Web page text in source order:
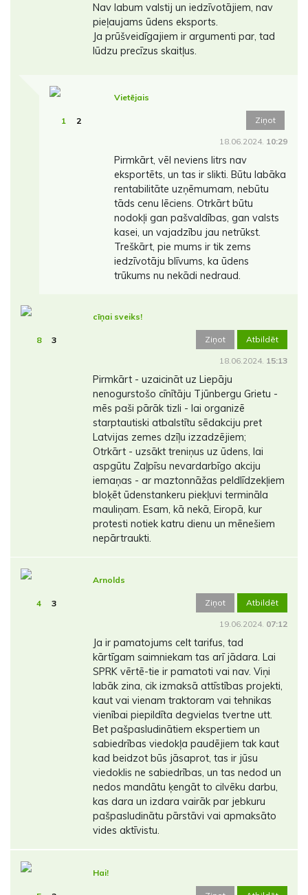
Nav labum valstij un iedzīvotājiem, nav
pieļaujams ūdens eksports.
Ja prūšveidīgajiem ir argumenti par, tad
lūdzu precīzus skaitļus.
1 2
Vietējais
Ziņot
18.06.2024. 10:29
Pirmkārt, vēl neviens litrs nav
eksportēts, un tas ir slikti. Būtu labāka
rentabilitāte uzņēmumam, nebūtu
tāds cenu lēciens. Otrkārt būtu
nodokļi gan pašvaldības, gan valsts
kasei, un vajadzību jau netrūkst.
Treškārt, pie mums ir tik zems
iedzīvotāju blīvums, ka ūdens
trūkums nu nekādi nedraud.
8 3
cīņai sveiks!
Ziņot Atbildēt
18.06.2024. 15:13
Pirmkārt - uzaicināt uz Liepāju
nenogurstošo cīnītāju Tjūnbergu Grietu -
mēs paši pārāk tizli - lai organizē
starptautiski atbalstītu sēdakciju pret
Latvijas zemes dzīļu izzadzējiem;
Otrkārt - uzsākt treniņus uz ūdens, lai
aspgūtu Zaļpīsu nevardarbīgo akciju
iemaņas - ar maztonnāžas peldlīdzekļiem
bloķēt ūdenstankeru piekļuvi termināla
mauliņam. Esam, kā nekā, Eiropā, kur
protesti notiek katru dienu un mēnešiem
nepārtraukti.
4 3
Arnolds
Ziņot Atbildēt
19.06.2024. 07:12
Ja ir pamatojums celt tarifus, tad
kārtīgam saimniekam tas arī jādara. Lai
SPRK vērtē-tie ir pamatoti vai nav. Viņi
labāk zina, cik izmaksā attīstības projekti,
kaut vai vienam traktoram vai tehnikas
vienībai piepildīta degvielas tvertne utt.
Bet pašpasludinātiem ekspertiem un
sabiedrības viedokļa paudējiem tak kaut
kad beidzot būs jāsaprot, tas ir jūsu
viedoklis ne sabiedrības, un tas nedod un
nedos mandātu ķengāt to cilvēku darbu,
kas dara un izdara vairāk par jebkuru
pašpasludinātu pārstāvi vai apmaksāto
vides aktīvistu.
Hai!